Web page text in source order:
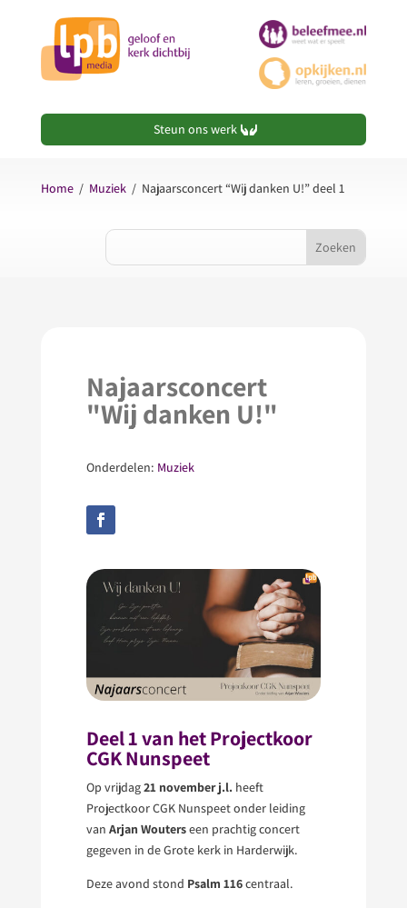
Steun ons werk
Home/ Muziek/ Najaarsconcert “Wij danken U!” deel 1
Najaarsconcert
"Wij danken U!"
Onderdelen: Muziek
Deel 1 van het Projectkoor
CGK Nunspeet
Op vrijdag21 november j.l. heeft
Projectkoor CGK Nunspeet onder leiding
van Arjan Wouterseen prachtig concert
gegeven in de Grote kerk in Harderwijk.
Deze avond stond Psalm 116centraal.